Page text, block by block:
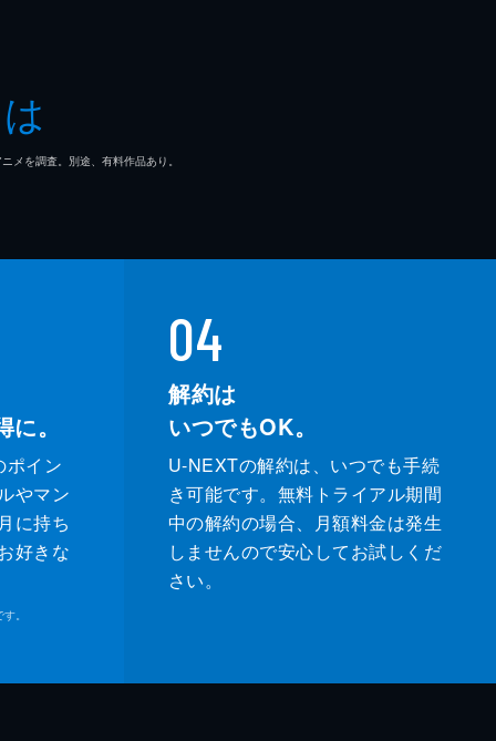
を調査。別途、有料作品あり。
。
ポイン
やマン
に持ち
好きな
。
04
解約は
いつでもOK。
U-NEXTの解約は、いつでも手続
き可能です。無料トライアル期間
中の解約の場合、月額料金は発生
しませんので安心してお試しくだ
さい。